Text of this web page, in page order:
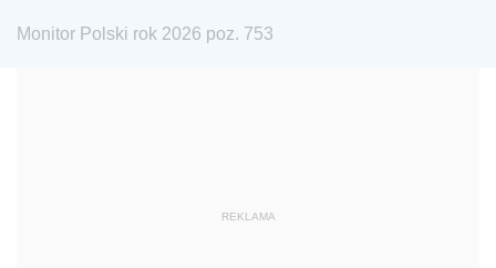
1975 1974
1959
Monitor Polski rok 2026 poz. 753
REKLAMA